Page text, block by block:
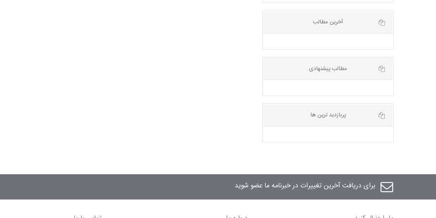
آخرین مطالب
مطالب پیشنهادی
پربازدید ترین ها
برای دریافت آخرین تغییرات در خبرنامه ما عضو شوید